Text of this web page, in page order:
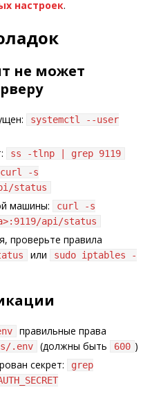
настроек.
не может
systemctl --user
ss -tlnp | grep 9119
curl -s
status
машины:
curl -s
api/status
проверьте правила
или
sudo iptables -
правильные права
.env (должны быть 600 )
секрет:
grep